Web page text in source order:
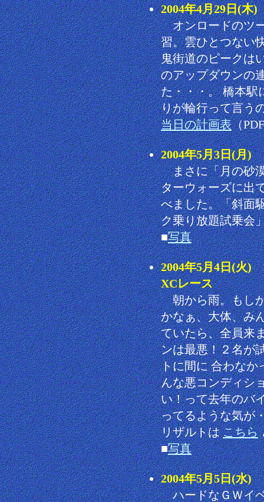
2004年4月29日(
オンロードのツー
習。雲ひとつない
鬼街道のピークは
のアップダウンの
た・・・。 橋本駅
りが輪行って言う
当日の計画表（
2004年5月3日(月)
まさに「月の砂漠
ターウォーズに出
べました。「斜面
ク乗り放題試乗会
■写真
2004年5月4日(火
XCレース
朝から雨。もしか
かなぁ、大体、み
ていたら、全員来
ンは最悪！２名が
トに間に 合わなか
んな悪コンディシ
い！って去年のバ
ってるような気が
リザルトはこちら
■写真
2004年5月5日(水)
ハードなＧＷイベ